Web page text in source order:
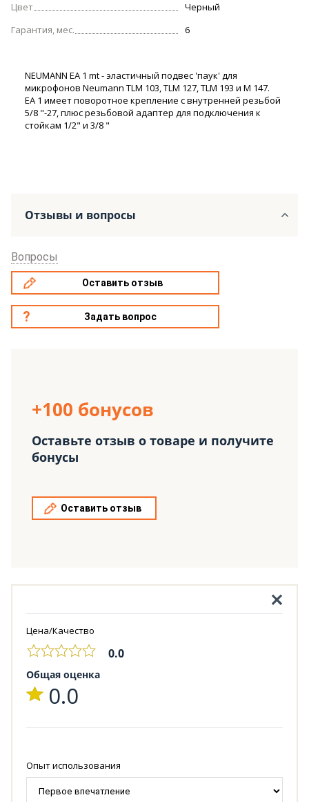
Цвет
Черный
Гарантия, мес.
6
NEUMANN EA 1 mt - эластичный подвес 'паук' для
микрофонов Neumann TLM 103, TLM 127, TLM 193 и M 147.
EA 1 имеет поворотное крепление с внутренней резьбой
5/8 "-27, плюс резьбовой адаптер для подключения к
стойкам 1/2" и 3/8 "
Отзывы и вопросы
Вопросы
Оставить отзыв
Задать вопрос
+100 бонусов
Оставьте отзыв о товаре и получите
бонусы
Оставить отзыв
Цена/Качество
0.0
Общая оценка
0.0
Опыт использования